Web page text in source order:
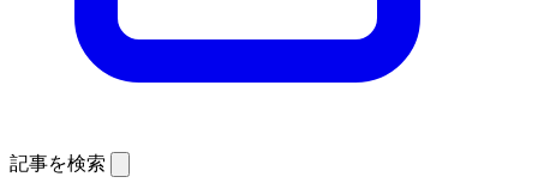
記事を検索